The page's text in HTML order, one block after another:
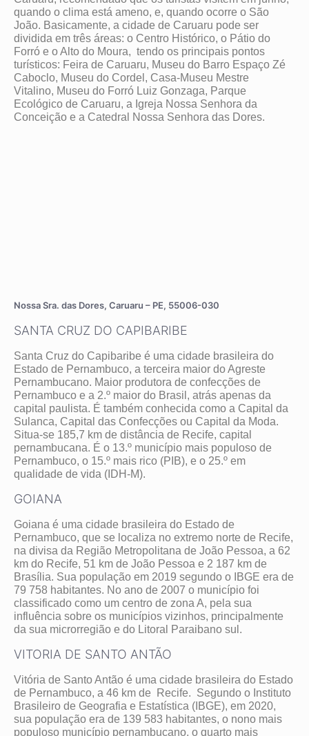
quando o clima está ameno, e, quando ocorre o São
João. Basicamente, a cidade de Caruaru pode ser
dividida em três áreas: o Centro Histórico, o Pátio do
Forró e o Alto do Moura, tendo os principais pontos
turísticos: Feira de Caruaru, Museu do Barro Espaço Zé
Caboclo, Museu do Cordel, Casa-Museu Mestre
Vitalino, Museu do Forró Luiz Gonzaga, Parque
Ecológico de Caruaru, a Igreja Nossa Senhora da
Conceição e a Catedral Nossa Senhora das Dores.
Nossa Sra. das Dores, Caruaru – PE, 55006-030
SANTA CRUZ DO CAPIBARIBE
Santa Cruz do Capibaribe é uma cidade brasileira do
Estado de Pernambuco, a terceira maior do Agreste
Pernambucano. Maior produtora de confecções de
Pernambuco e a 2.º maior do Brasil, atrás apenas da
capital paulista. É também conhecida como a Capital da
Sulanca, Capital das Confecções ou Capital da Moda.
Situa-se 185,7 km de distância de Recife, capital
pernambucana. É o 13.º município mais populoso de
Pernambuco, o 15.º mais rico (PIB), e o 25.º em
qualidade de vida (IDH-M).
GOIANA
Goiana é uma cidade brasileira do Estado de
Pernambuco, que se localiza no extremo norte de Recife,
na divisa da Região Metropolitana de João Pessoa, a 62
km do Recife, 51 km de João Pessoa e 2 187 km de
Brasília. Sua população em 2019 segundo o IBGE era de
79 758 habitantes. No ano de 2007 o município foi
classificado como um centro de zona A, pela sua
influência sobre os municípios vizinhos, principalmente
da sua microrregião e do Litoral Paraibano sul.
VITORIA DE SANTO ANTÃO
Vitória de Santo Antão é uma cidade brasileira do Estado
de Pernambuco, a 46 km de Recife. Segundo o Instituto
Brasileiro de Geografia e Estatística (IBGE), em 2020,
sua população era de 139 583 habitantes, o nono mais
populoso município pernambucano, o quarto mais